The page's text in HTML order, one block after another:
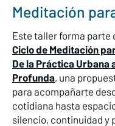
Meditación
Este taller forma parte
Ciclo de Meditación
De la Práctica Urbana
Profunda, una
para acompañarte
cotidiana hasta
silencio, continuidad y